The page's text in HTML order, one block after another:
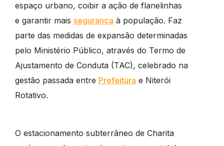
espaço urbano, coibir a ação de flanelinhas
e garantir mais segurança à população. Faz
parte das medidas de expansão determinadas
pelo Ministério Público, através do Termo de
Ajustamento de Conduta (TAC), celebrado na
gestão passada entre Prefeitura e Niterói
Rotativo.
O estacionamento subterrâneo de Charita